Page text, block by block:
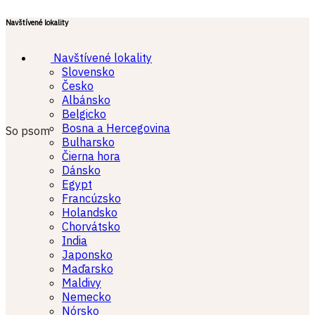
Navštívené lokality
Navštívené lokality
Slovensko
Česko
Albánsko
Belgicko
Bosna a Hercegovina
Bulharsko
Čierna hora
Dánsko
Egypt
Francúzsko
Holandsko
Chorvátsko
India
Japonsko
Maďarsko
Maldivy
Nemecko
Nórsko
So psom